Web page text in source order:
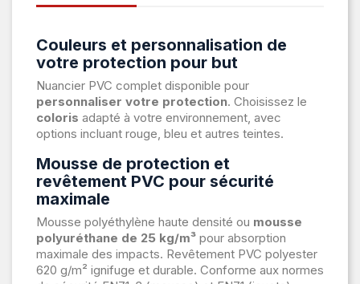
Couleurs et personnalisation de
votre protection pour but
Nuancier PVC complet disponible pour
personnaliser votre protection. Choisissez le
coloris adapté à votre environnement, avec
options incluant rouge, bleu et autres teintes.
Mousse de protection et
revêtement PVC pour sécurité
maximale
Mousse polyéthylène haute densité ou mousse
polyuréthane de 25 kg/m³ pour absorption
maximale des impacts. Revêtement PVC polyester
620 g/m² ignifuge et durable. Conforme aux normes